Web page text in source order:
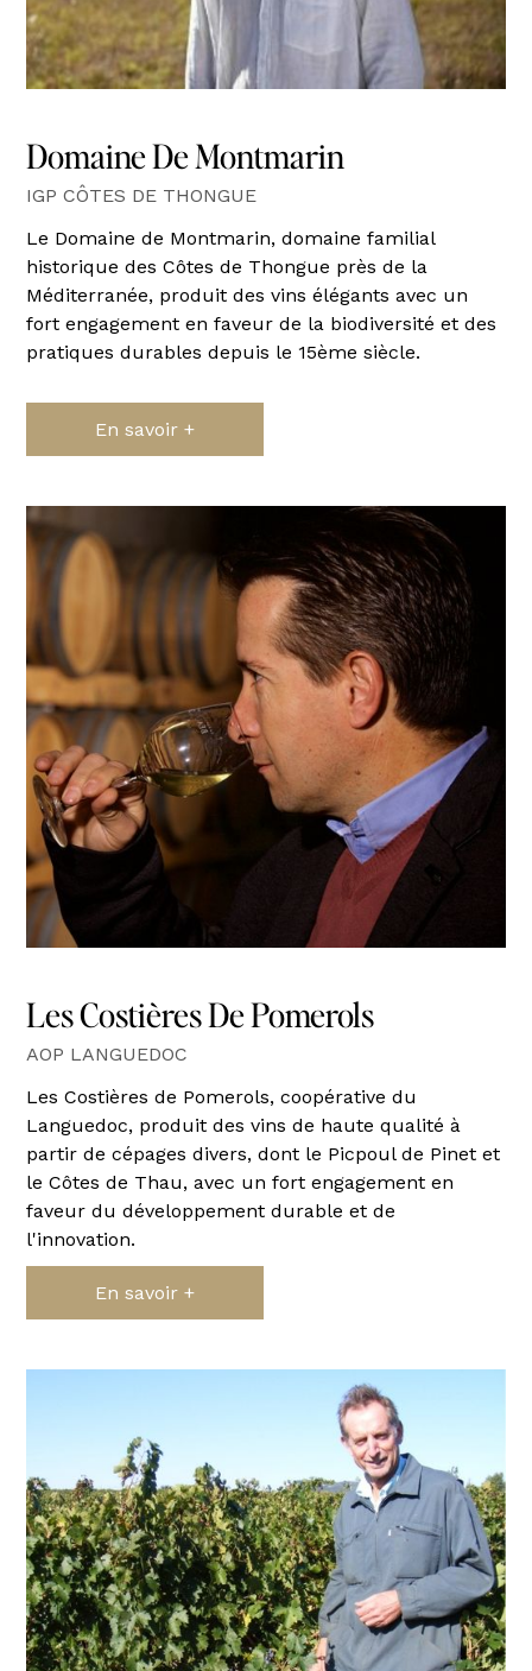
Domaine De Montmarin
IGP CÔTES DE THONGUE
Le Domaine de Montmarin, domaine familial
historique des Côtes de Thongue près de la
Méditerranée, produit des vins élégants avec un
fort engagement en faveur de la biodiversité et des
pratiques durables depuis le 15ème siècle.
En savoir +
Les Costières De Pomerols
AOP LANGUEDOC
Les Costières de Pomerols, coopérative du
Languedoc, produit des vins de haute qualité à
partir de cépages divers, dont le Picpoul de Pinet et
le Côtes de Thau, avec un fort engagement en
faveur du développement durable et de
l'innovation.
En savoir +